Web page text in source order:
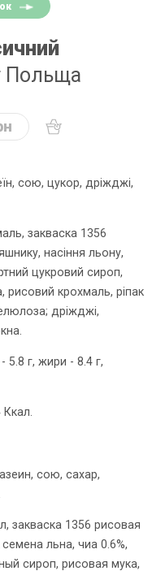
Польща
сою, цукор, дріжджі,
закваска 1356
насіння льону,
цукровий сироп,
рисовий крохмаль, ріпак
дріжджі,
- 5.8 г, жири - 8.4 г,
Ккал.
сою, сахар,
закваска 1356 рисовая
льна, чиа 0.6%,
сироп, рисовая мука,